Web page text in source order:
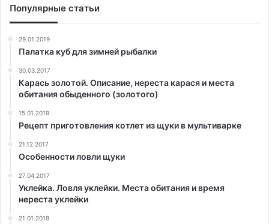
Популярные статьи
29.01.2019
Палатка куб для зимней рыбалки
30.03.2017
Карась золотой. Описание, нереста карася и места
обитания обыденного (золотого)
15.01.2019
Рецепт приготовления котлет из щуки в мультиварке
21.12.2017
Особенности ловли щуки
27.04.2017
Уклейка. Ловля уклейки. Места обитания и время
нереста уклейки
21.01.2019